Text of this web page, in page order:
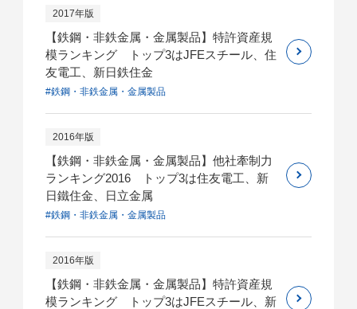
2017年版
【鉄鋼・非鉄金属・金属製品】特許資産規
模ランキング トップ3はJFEスチール、住
友電工、新日鉄住金
#鉄鋼・非鉄金属・金属製品
2016年版
【鉄鋼・非鉄金属・金属製品】他社牽制力
ランキング2016 トップ3は住友電工、新
日鐵住金、日立金属
#鉄鋼・非鉄金属・金属製品
2016年版
【鉄鋼・非鉄金属・金属製品】特許資産規
模ランキング トップ3はJFEスチール、新